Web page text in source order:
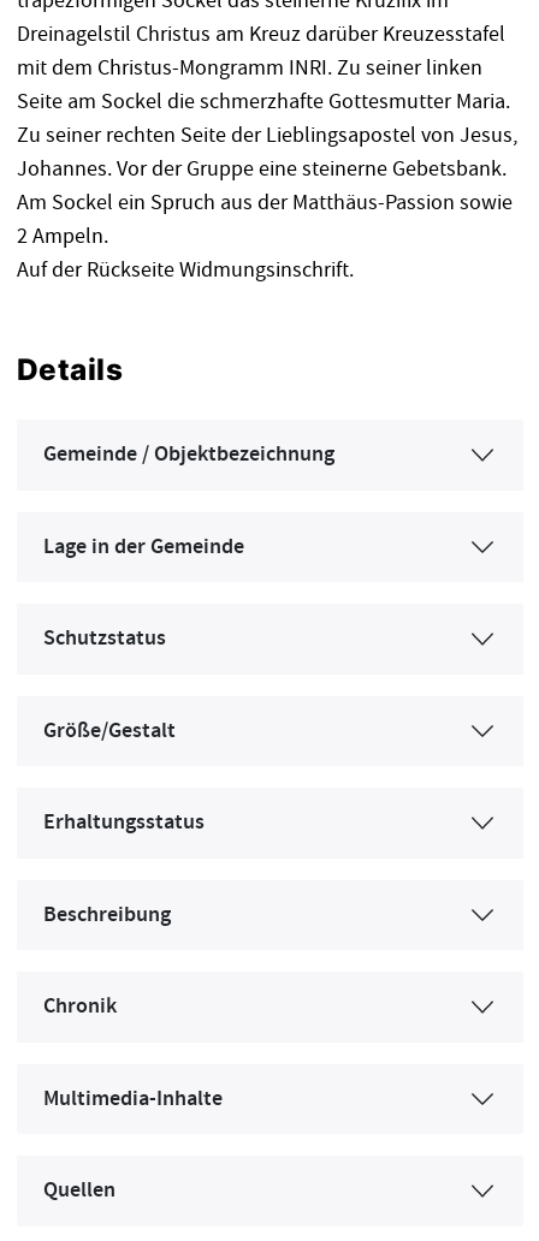
Dreinagelstil Christus am Kreuz darüber Kreuzesstafel
mit dem Christus-Mongramm INRI. Zu seiner linken
Seite am Sockel die schmerzhafte Gottesmutter Maria.
Zu seiner rechten Seite der Lieblingsapostel von Jesus,
Johannes. Vor der Gruppe eine steinerne Gebetsbank.
Am Sockel ein Spruch aus der Matthäus-Passion sowie
2 Ampeln.
Auf der Rückseite Widmungsinschrift.
Details
Gemeinde / Objektbezeichnung
Lage in der Gemeinde
Schutzstatus
Größe/Gestalt
Erhaltungsstatus
Beschreibung
Chronik
Multimedia-Inhalte
Quellen